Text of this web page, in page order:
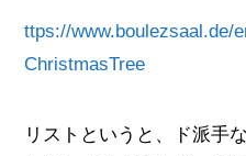
ttps://www.boulezsaal.de/
ChristmasTree
リストというと、ド派手